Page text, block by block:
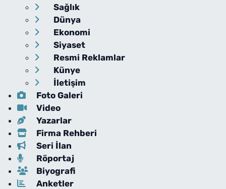
Sağlık
Dünya
Ekonomi
Siyaset
Resmi Reklamlar
Künye
İletişim
Foto Galeri
Video
Yazarlar
Firma Rehberi
Seri İlan
Röportaj
Biyografi
Anketler